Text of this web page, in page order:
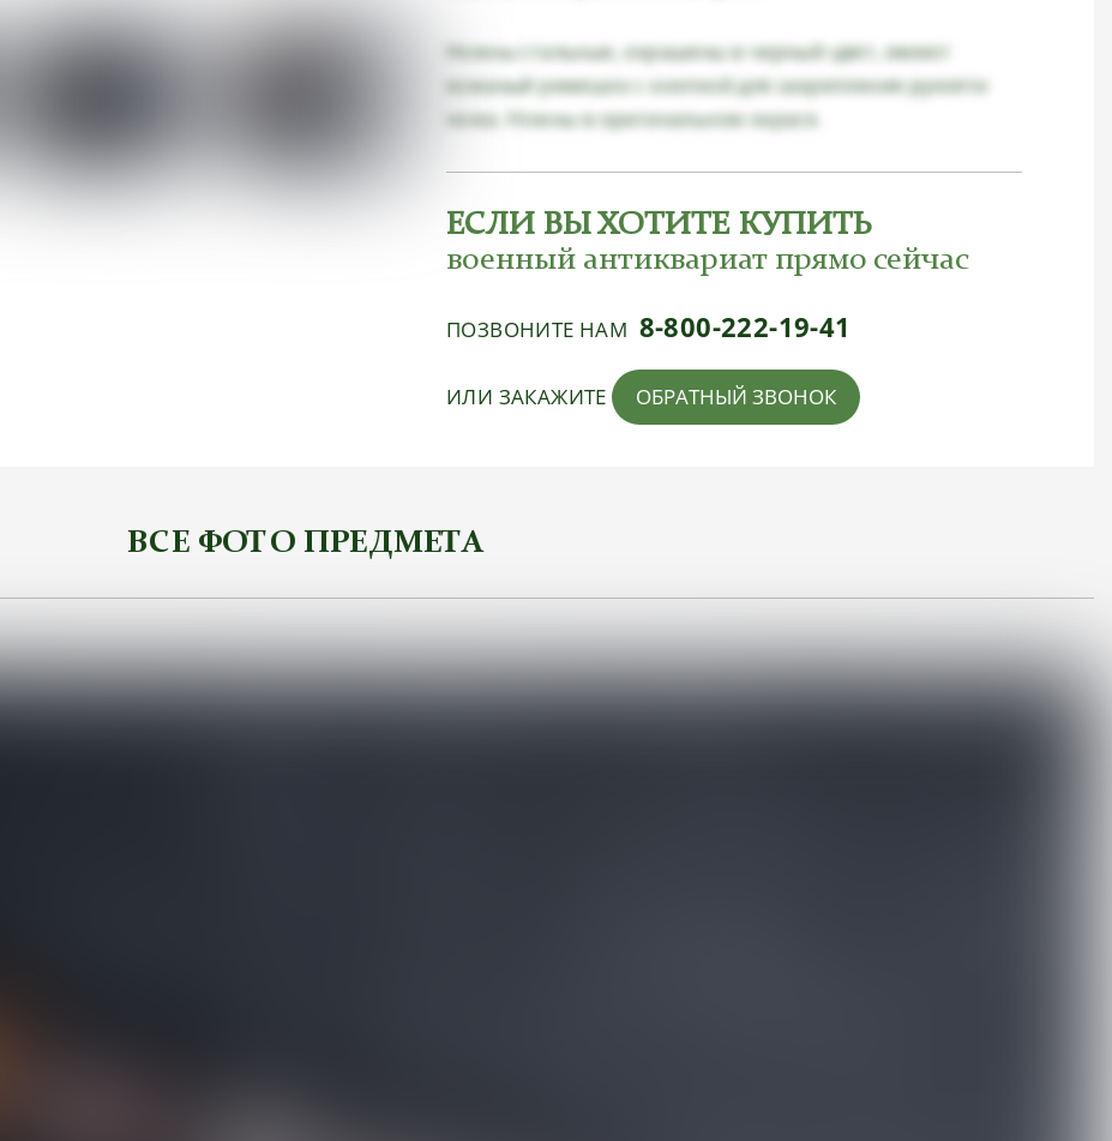
Ножны стальные, окрашены в черный цвет, имеют
кожаный ремешок с кнопкой для закрепления рукояти
ножа. Ножны в оригинальном окрасе.
ЕСЛИ ВЫ ХОТИТЕ КУПИТЬ
военный антиквариат прямо сейчас
ПОЗВОНИТЕ НАМ 8-800-222-19-41
ИЛИ ЗАКАЖИТЕ ОБРАТНЫЙ ЗВОНОК
ВСЕ ФОТО ПРЕДМЕТА